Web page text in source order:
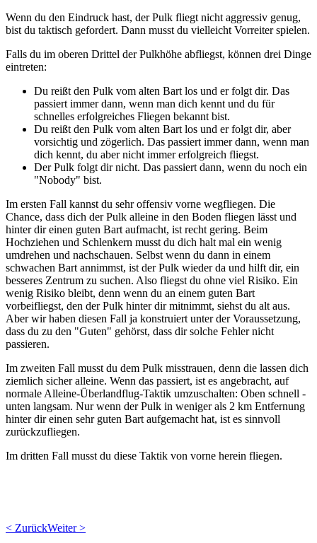
Wenn du den Eindruck hast, der Pulk fliegt nicht aggressiv genug,
bist du taktisch gefordert. Dann musst du vielleicht Vorreiter spielen.
Falls du im oberen Drittel der Pulkhöhe abfliegst, können drei Dinge
eintreten:
Du reißt den Pulk vom alten Bart los und er folgt dir. Das
passiert immer dann, wenn man dich kennt und du für
schnelles erfolgreiches Fliegen bekannt bist.
Du reißt den Pulk vom alten Bart los und er folgt dir, aber
vorsichtig und zögerlich. Das passiert immer dann, wenn man
dich kennt, du aber nicht immer erfolgreich fliegst.
Der Pulk folgt dir nicht. Das passiert dann, wenn du noch ein
"Nobody" bist.
Im ersten Fall kannst du sehr offensiv vorne wegfliegen. Die
Chance, dass dich der Pulk alleine in den Boden fliegen lässt und
hinter dir einen guten Bart aufmacht, ist recht gering. Beim
Hochziehen und Schlenkern musst du dich halt mal ein wenig
umdrehen und nachschauen. Selbst wenn du dann in einem
schwachen Bart annimmst, ist der Pulk wieder da und hilft dir, ein
besseres Zentrum zu suchen. Also fliegst du ohne viel Risiko. Ein
wenig Risiko bleibt, denn wenn du an einem guten Bart
vorbeifliegst, den der Pulk hinter dir mitnimmt, siehst du alt aus.
Aber wir haben diesen Fall ja konstruiert unter der Voraussetzung,
dass du zu den "Guten" gehörst, dass dir solche Fehler nicht
passieren.
Im zweiten Fall musst du dem Pulk misstrauen, denn die lassen dich
ziemlich sicher alleine. Wenn das passiert, ist es angebracht, auf
normale Alleine-Überlandflug-Taktik umzuschalten: Oben schnell -
unten langsam. Nur wenn der Pulk in weniger als 2 km Entfernung
hinter dir einen sehr guten Bart aufgemacht hat, ist es sinnvoll
zurückzufliegen.
Im dritten Fall musst du diese Taktik von vorne herein fliegen.
< ZurückWeiter >